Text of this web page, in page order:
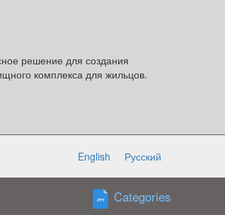
решение для создания
комплекса для жильцов.
English Русский
Categories